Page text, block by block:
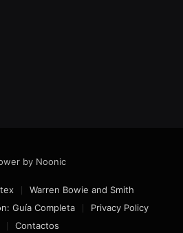
by Noonic
Warren Bowie and Smith
Guía Completa
Privacy Policy
Contactos